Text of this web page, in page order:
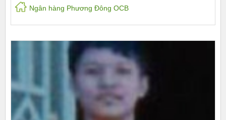
Ngân hàng Phương Đông OCB